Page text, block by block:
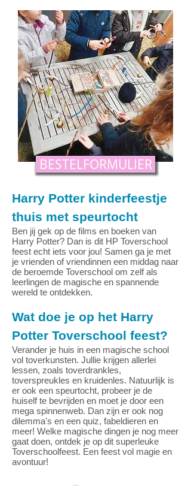
BESTELFORMULIER
Harry Potter kinderfeestje
thuis met speurtocht
Ben jij gek op de films en boeken van
Harry Potter? Dan is dit HP Toverschool
feest echt iets voor jou! Samen ga je met
je vrienden of vriendinnen een middag naar
de beroemde Toverschool om zelf als
leerlingen de magische en spannende
wereld te ontdekken.
Wat doe je op het Harry
Potter Toverschool feest?
Verander je huis in een magische school
vol toverkunsten. Jullie krijgen allerlei
lessen, zoals toverdrankles,
toverspreukles en kruidenles. Natuurlijk is
er ook een speurtocht, probeer je de
huiself te bevrijden en moet je door een
mega spinnenweb. Dan zijn er ook nog
dilemma's en een quiz, fabeldieren en
meer! Welke magische dingen je nog meer
gaat doen, ontdek je op dit superleuke
Toverschoolfeest. Een feest vol magie en
avontuur!